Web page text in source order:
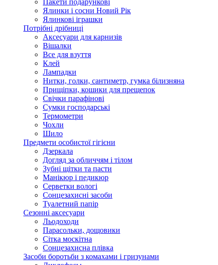
Пакети подарункові
Ялинки і сосни Новий Рік
Ялинкові іграшки
Потрібні дрібниці
Аксесуари для карнизів
Вішалки
Все для взуття
Клей
Лампадки
Нитки, голки, сантиметр, гумка білизняна
Прищіпки, кошики для прещепок
Свічки парафінові
Сумки господарські
Термометри
Чохли
Шило
Предмети особистої гігієни
Дзеркала
Догляд за обличчям і тілом
Зубні щітки та пасти
Манікюр і педикюр
Серветки вологі
Сонцезахисні засоби
Туалетний папір
Сезонні аксесуари
Льодоходи
Парасольки, дощовики
Сітка москітна
Сонцезахисна плівка
Засоби боротьби з комахами і гризунами